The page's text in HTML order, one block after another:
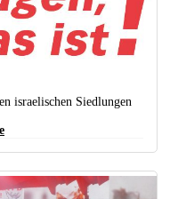
israelischen Siedlungen